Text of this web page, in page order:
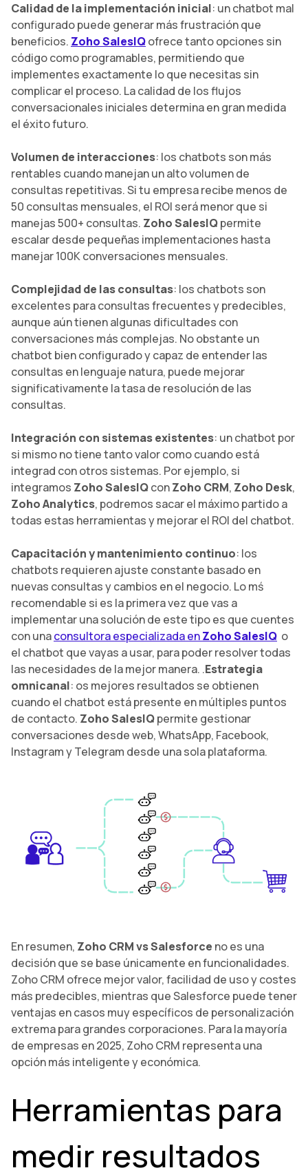
Calidad de la implementación inicial: un chatbot mal
configurado puede generar más frustración que
beneficios. Zoho SalesIQofrece tanto opciones sin
código como programables, permitiendo que
implementes exactamente lo que necesitas sin
complicar el proceso. La calidad de los flujos
conversacionales iniciales determina en gran medida
el éxito futuro.
Volumen de interacciones: los chatbots son más
rentables cuando manejan un alto volumen de
consultas repetitivas. Si tu empresa recibe menos de
50 consultas mensuales, el ROI será menor que si
manejas 500+ consultas. Zoho SalesIQpermite
escalar desde pequeñas implementaciones hasta
manejar 100K conversaciones mensuales.
Complejidad de las consultas: los chatbots son
excelentes para consultas frecuentes y predecibles,
aunque aún tienen algunas dificultades con
conversaciones más complejas. No obstante un
chatbot bien configurado y capaz de entender las
consultas en lenguaje natura, puede mejorar
significativamente la tasa de resolución de las
consultas.
Integración con sistemas existentes: un chatbot por
si mismo no tiene tanto valor como cuando está
integrad con otros sistemas. Por ejemplo, si
integramos Zoho SalesIQconZoho CRM, Zoho Desk,
Zoho Analytics, podremos sacar el máximo partido a
todas estas herramientas y mejorar el ROI del chatbot.
Capacitación y mantenimiento continuo: los
chatbots requieren ajuste constante basado en
nuevas consultas y cambios en el negocio. Lo mś
recomendable si es la primera vez que vas a
implementar una solución de este tipo es que cuentes
con unaconsultora especializada enZoho SalesIQ o
el chatbot que vayas a usar, para poder resolver todas
las necesidades de la mejor manera. .Estrategia
omnicanal: os mejores resultados se obtienen
cuando el chatbot está presente en múltiples puntos
de contacto. Zoho SalesIQpermite gestionar
conversaciones desde web, WhatsApp, Facebook,
Instagram y Telegram desde una sola plataforma.
En resumen, Zoho CRM vs Salesforce no es una
decisión que se base únicamente en funcionalidades.
Zoho CRM ofrece mejor valor, facilidad de uso y costes
más predecibles, mientras que Salesforce puede tener
ventajas en casos muy específicos de personalización
extrema para grandes corporaciones. Para la mayoría
de empresas en 2025, Zoho CRM representa una
opción más inteligente y económica.
Herramientas para
medir resultados